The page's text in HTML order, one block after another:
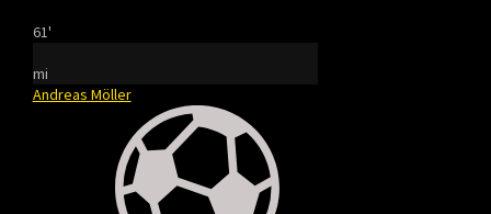
61'
mi
Andreas Möller